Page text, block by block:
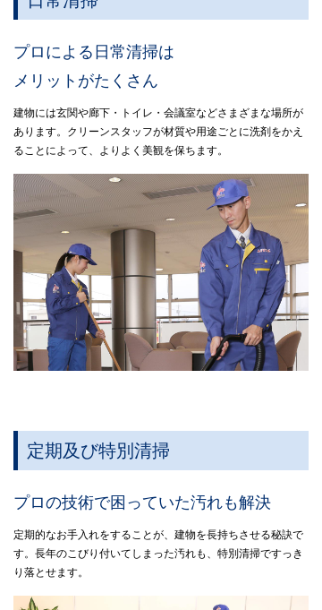
プロによる日常清掃は
メリットがたくさん
建物には玄関や廊下・トイレ・会議室などさまざまな場所が
あります。クリーンスタッフが材質や用途ごとに洗剤をかえ
ることによって、よりよく美観を保ちます。
定期及び特別清掃
プロの技術で困っていた汚れも解決
定期的なお手入れをすることが、建物を長持ちさせる秘訣で
す。長年のこびり付いてしまった汚れも、特別清掃ですっき
り落とせます。